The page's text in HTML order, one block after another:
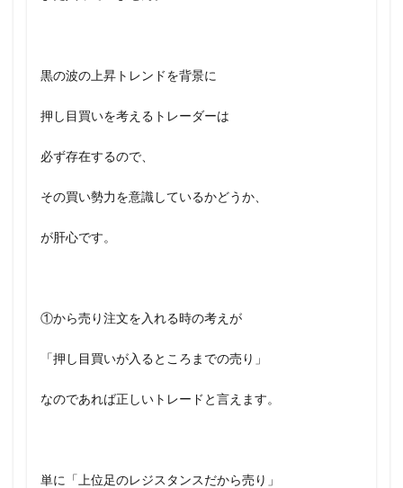
黒の波の上昇トレンドを背景に
押し目買いを考えるトレーダーは
必ず存在するので、
その買い勢力を意識しているかどうか、
が肝心です。
①から売り注文を入れる時の考えが
「押し目買いが入るところまでの売り」
なのであれば正しいトレードと言えます。
単に「上位足のレジスタンスだから売り」